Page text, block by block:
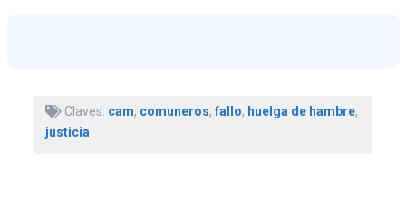
Claves: cam, comuneros,fallo, huelga de hambre,
justicia